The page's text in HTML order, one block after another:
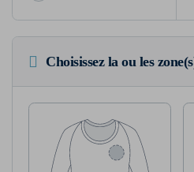
Choisissez la ou les